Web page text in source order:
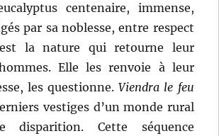
centenaire, immense,
par sa noblesse, entre respect
la nature qui retourne leur
Elle les renvoie à leur
les questionne.Viendra le feu
vestiges d’un monde rural
Cette séquence